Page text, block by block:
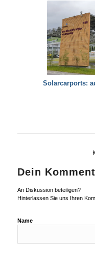
Solarcarports:
Dein
An Diskussion beteiligen?
Hinterlassen Sie uns Ihren
Name